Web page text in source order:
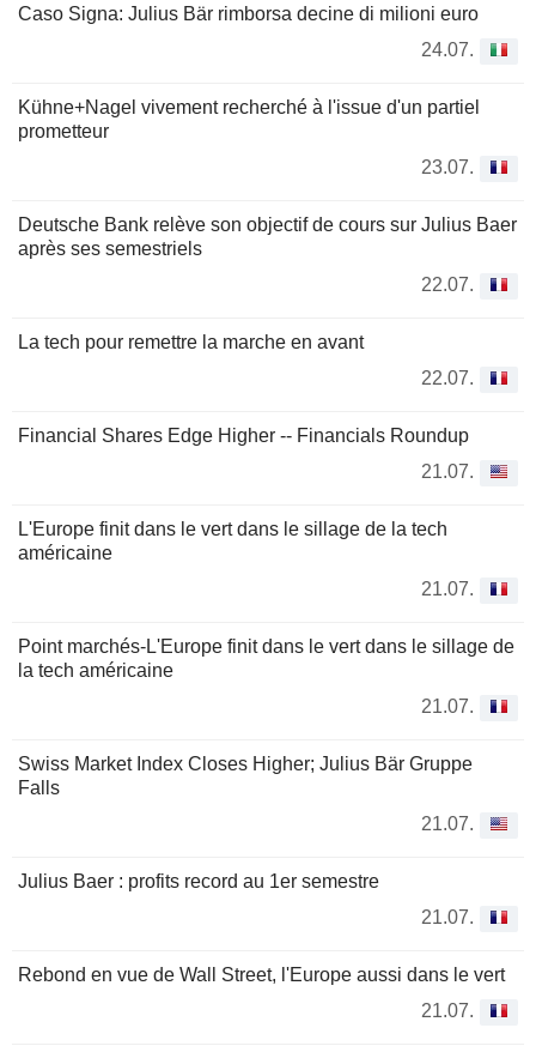
Caso Signa: Julius Bär rimborsa decine di milioni euro
24.07.
Kühne+Nagel vivement recherché à l'issue d'un partiel
prometteur
23.07.
Deutsche Bank relève son objectif de cours sur Julius Baer
après ses semestriels
22.07.
La tech pour remettre la marche en avant
22.07.
Financial Shares Edge Higher -- Financials Roundup
21.07.
L'Europe finit dans le vert dans le sillage de la tech
américaine
21.07.
Point marchés-L'Europe finit dans le vert dans le sillage de
la tech américaine
21.07.
Swiss Market Index Closes Higher; Julius Bär Gruppe
Falls
21.07.
Julius Baer : profits record au 1er semestre
21.07.
Rebond en vue de Wall Street, l'Europe aussi dans le vert
21.07.